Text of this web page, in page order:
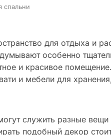
спальни
для отдыха и
особенно
и красивое
и мебели для
служить разные
подобный декор